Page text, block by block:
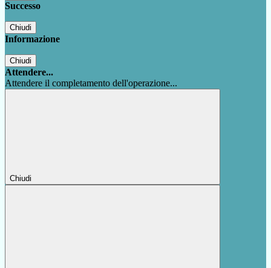
Successo
Chiudi
Informazione
Chiudi
Attendere...
Attendere il completamento dell'operazione...
Chiudi